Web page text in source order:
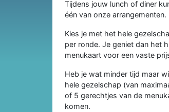
Tijdens jouw lunch of diner
één van onze arrangementen.
Kies je met het hele
per ronde. Je geniet dan het
menukaart voor een vaste
Heb je wat minder tijd maar
hele gezelschap (van
of 5 gerechtjes van de
komen.